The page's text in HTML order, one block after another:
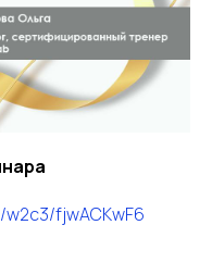
fjwACKwF6